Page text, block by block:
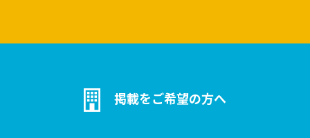
掲載をご希望の方へ